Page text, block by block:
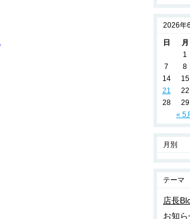
2026年
日 月
« 5
1
7
8
14
15
21
22
28
29
月別
テーマ
店長
お知ら